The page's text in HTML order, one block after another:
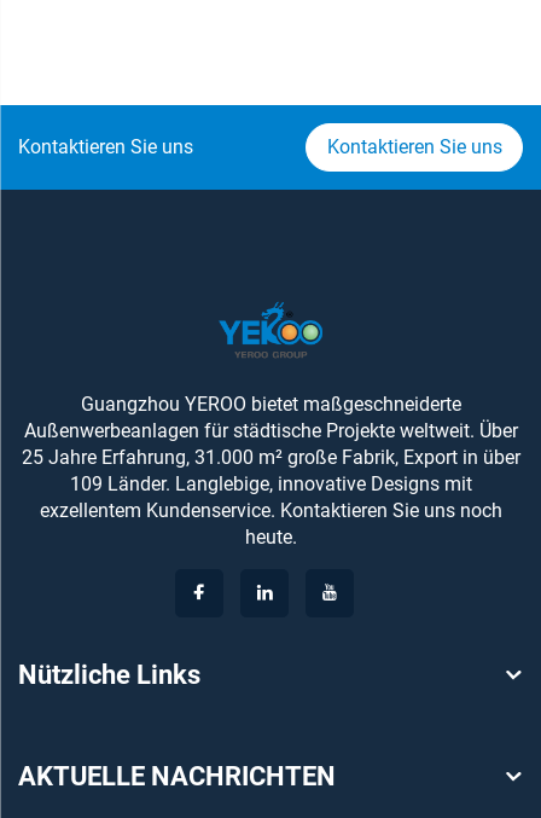
Kontaktieren Sie uns Kontaktieren Sie uns
Guangzhou YEROO bietet maßgeschneiderte
Außenwerbeanlagen für städtische Projekte weltweit. Über
25 Jahre Erfahrung, 31.000 m² große Fabrik, Export in über
109 Länder. Langlebige, innovative Designs mit
exzellentem Kundenservice. Kontaktieren Sie uns noch
heute.
Nützliche Links
AKTUELLE NACHRICHTEN